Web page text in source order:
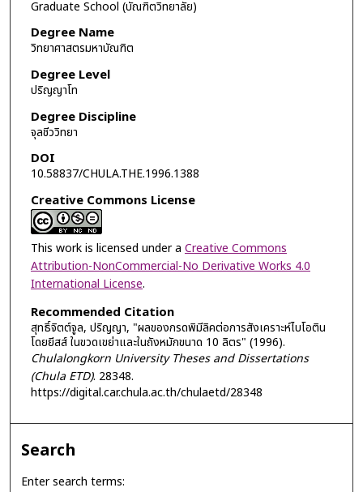
Graduate School (บัณฑิตวิทยาลัย)
Degree Name
วิทยาศาสตรมหาบัณฑิต
Degree Level
ปริญญาโท
Degree Discipline
จุลชีววิทยา
DOI
10.58837/CHULA.THE.1996.1388
Creative Commons License
This work is licensed under a Creative Commons
Attribution-NonCommercial-No Derivative Works 4.0
International License.
Recommended Citation
สุทธิ์จิตต์จูล, ปริญญา, "ผลของกรดพิมีลิคต่อการสังเคราะห์ไบโอติน
โดยยีสส์ ในขวดเขย่าและในถังหมักขนาด 10 ลิตร" (1996).
Chulalongkorn University Theses and Dissertations
(Chula ETD). 28348.
https://digital.car.chula.ac.th/chulaetd/28348
Search
Enter search terms: